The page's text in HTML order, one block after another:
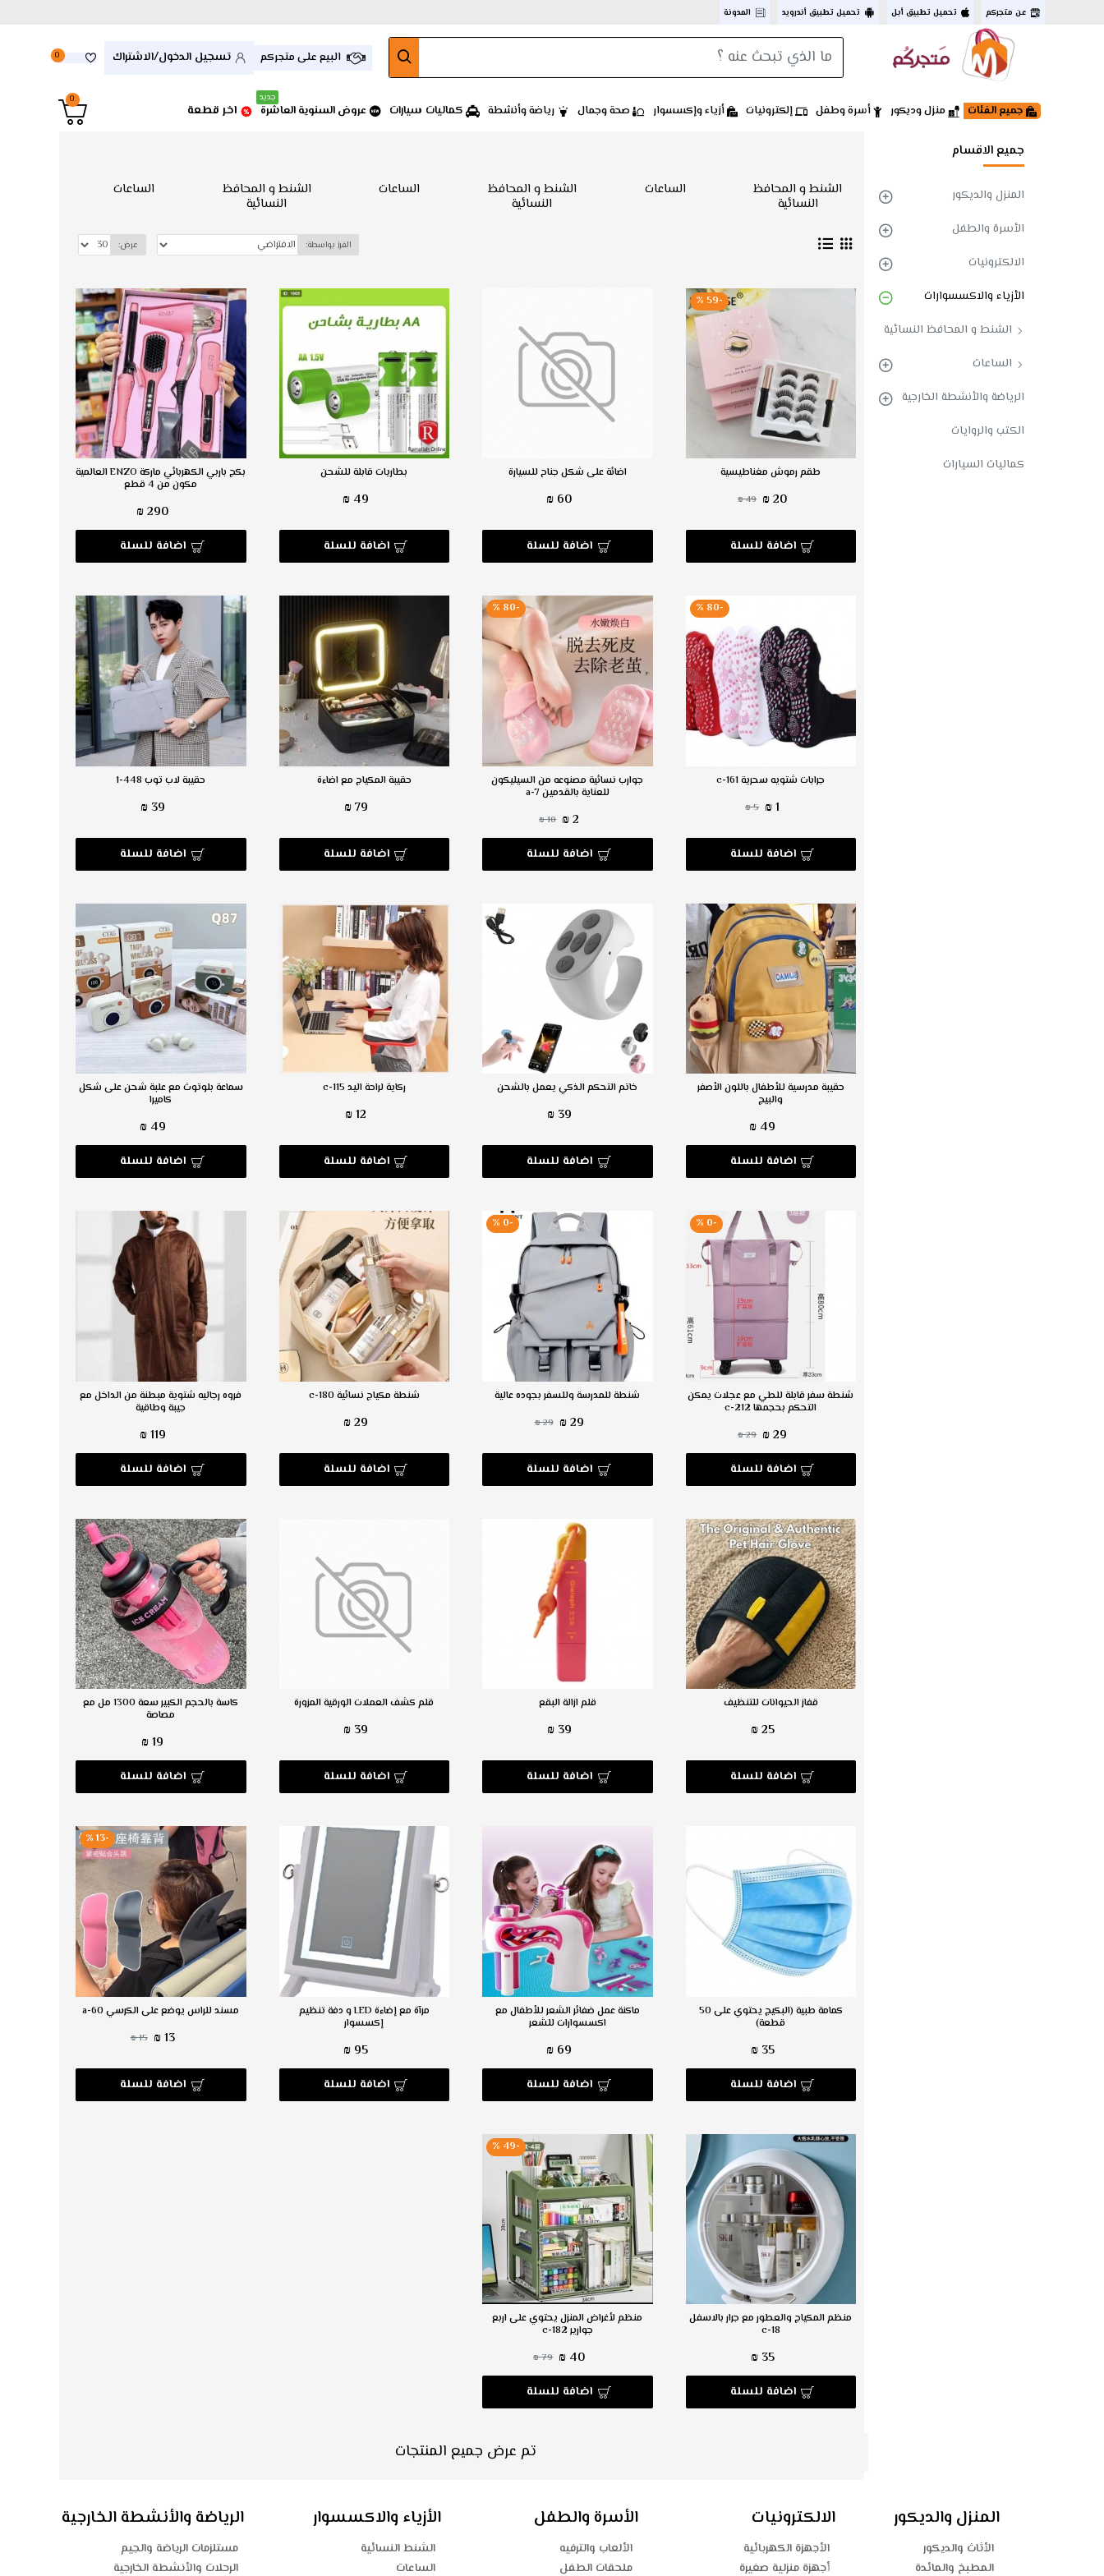
عن متجركم تحميل تطبيق أبل تحميل تطبيق أندرويد المدونة
تسجيل الدخول/الاشتراك 0 البيع على متجركم
جميع الفئات منزل وديكور أسرة وطفل إلكترونيات أزياء وإكسسوار صحة وجمال رياضة وأنشطة كماليات سيارات عروض السنوية العاشرة
جديد
اخر قطعة
0
جميع الاقسام
المنزل والديكور
الأسرة والطفل
الالكترونيات
الأزياء والاكسسوارات
الشنط و المحافظ النسائية
الساعات
الرياضة والأنشطة الخارجية
الكتب والروايات
كماليات السيارات
الشنط و المحافظ
النسائية
الساعات الشنط و المحافظ
النسائية
الساعات الشنط و المحافظ
النسائية
الساعات
الفرز بواسطة: عرض:
-59 %
طقم رموش مغناطيسية
20 ₪
49 ₪
اضافة للسلة
اضائة على شكل جناح للسيارة
60 ₪
اضافة للسلة
بطاريات قابلة للشحن
49 ₪
اضافة للسلة
بكج باربي الكهربائي ماركة ENZO العالمية
مكون من 4 قطع
290 ₪
اضافة للسلة
-80 %
جرابات شتويه سحرية c-161
1 ₪
5 ₪
اضافة للسلة
-80 %
جوارب نسائية مصنوعه من السيليكون
للعناية بالقدمين a-7
2 ₪
10 ₪
اضافة للسلة
حقيبة المكياج مع اضاءة
79 ₪
اضافة للسلة
حقيبة لاب توب 448-1
39 ₪
اضافة للسلة
حقيبة مدرسية للأطفال باللون الأصفر
والبيج
49 ₪
اضافة للسلة
خاتم التحكم الذكي يعمل بالشحن
39 ₪
اضافة للسلة
ركاية لراحة اليد c-115
12 ₪
اضافة للسلة
سماعة بلوتوث مع علبة شحن على شكل
كاميرا
49 ₪
اضافة للسلة
-0 %
شنطة سفر قابلة للطي مع عجلات يمكن
التحكم بحجمها c-212
29 ₪
29 ₪
اضافة للسلة
-0 %
شنطة للمدرسة وللسفر بجوده عالية
29 ₪
29 ₪
اضافة للسلة
شنطة مكياج نسائية c-180
29 ₪
اضافة للسلة
فروه رجاليه شتوية مبطنة من الداخل مع
جيبة وطاقية
119 ₪
اضافة للسلة
قفاز الحيوانات للتنظيف
25 ₪
اضافة للسلة
قلم ازالة البقع
39 ₪
اضافة للسلة
قلم كشف العملات الورقية المزورة
39 ₪
اضافة للسلة
كاسة بالحجم الكبير سعة 1300 مل مع
مصاصة
19 ₪
اضافة للسلة
كمامة طبية (البكيج يحتوي على 50
قطعة)
35 ₪
اضافة للسلة
ماكنة عمل ضفائر الشعر للأطفال مع
اكسسوارات للشعر
69 ₪
اضافة للسلة
مرآة مع إضاءة LED و دفة تنظيم
إكسسوار
95 ₪
اضافة للسلة
-13 %
مسند للراس يوضع على الكرسي a-60
13 ₪
15 ₪
اضافة للسلة
منظم المكياج والعطور مع جرار بالاسفل
c-18
35 ₪
اضافة للسلة
-49 %
منظم لأغراض المنزل يحتوي على اربع
جوارير c-182
40 ₪
79 ₪
اضافة للسلة
تم عرض جميع المنتجات
المنزل والديكور
الأثاث والديكور
المطبخ والمائدة
الالكترونيات
الأجهزة الكهربائية
أجهزة منزلية صغيرة
الأسرة والطفل
الألعاب والترفيه
ملحقات الطفل
الأزياء والاكسسوار
الشنط النسائية
الساعات
الرياضة والأنشطة الخارجية
مستلزمات الرياضة والجيم
الرحلات والأنشطة الخارجية